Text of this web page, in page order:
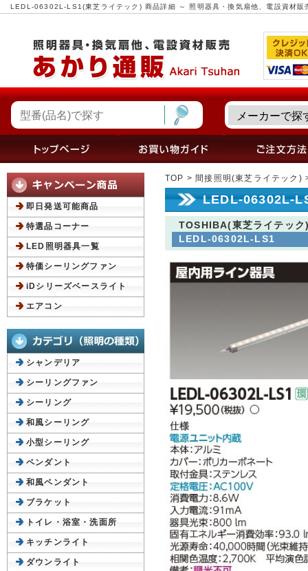
LEDL-06302L-LS1(東芝ライテック) 商品詳細 ～ 照明器具・換気扇他、電設資材販
TOP > 間接照明(東芝ライテック)
LEDL-06302L-
TOSHIBA(東芝ライテック
LEDL-06302L-LS1
即日発送可能商品
特選品コーナー
LED照明器具一覧
特価シーリングファン
iDシリーズベースライト
エアコン
シャンデリア
シーリングファン
シーリング
和風シーリング
小型シーリング
ペンダント
和風ペンダント
ブラケット
トイレ・浴室・洗面所
キッチンライト
ダウンライト